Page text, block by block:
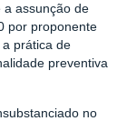
a assunção de
por proponente
prática de
preventiva
no